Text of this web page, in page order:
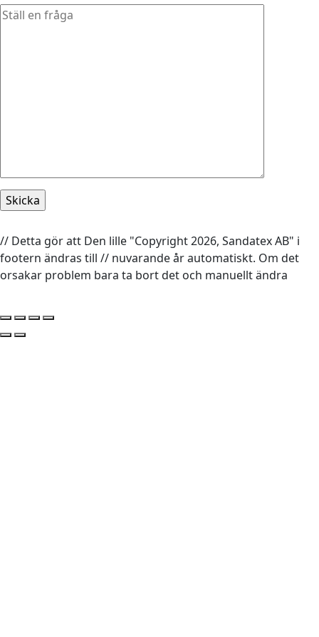
// Detta gör att Den lille "Copyright 2026, Sandatex AB" i
footern ändras till // nuvarande år automatiskt. Om det
orsakar problem bara ta bort det och manuellt ändra